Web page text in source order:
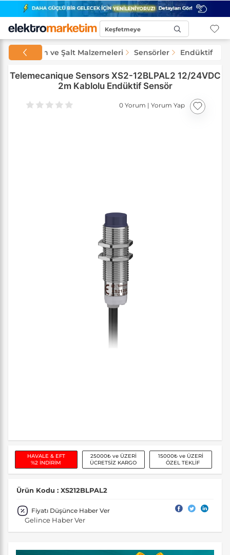
Keşfetmeye
Otomasyon ve Şalt Malzemeleri Sensörler Endüktif
Telemecanique Sensors XS2-12BLPAL2 12/24VDC
2m Kablolu Endüktif Sensör
0 Yorum | Yorum Yap
HAVALE & EFT
%2 İNDİRİM
25000₺ ve ÜZERİ
ÜCRETSİZ KARGO
15000₺ ve ÜZERİ
ÖZEL TEKLİF
Ürün Kodu : XS212BLPAL2
Fiyatı Düşünce Haber Ver
Gelince Haber Ver